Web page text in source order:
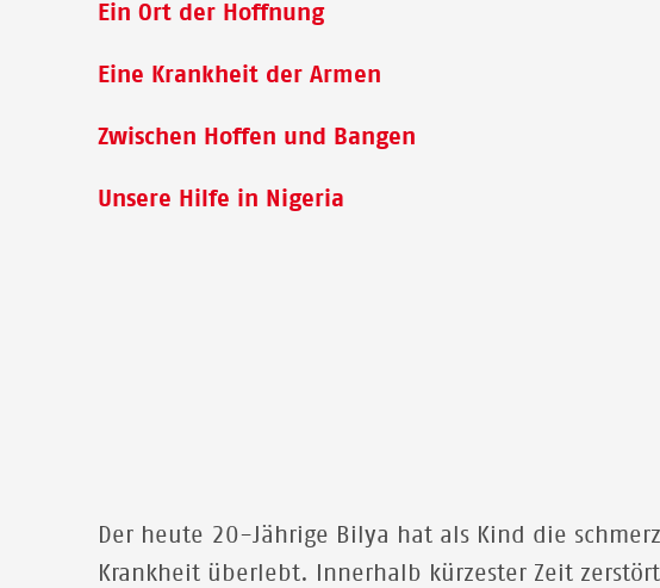
Ein Ort der Hoffnung
Eine Krankheit der Armen
Zwischen Hoffen und Bangen
Unsere Hilfe in Nigeria
Der heute 20-Jährige Bilya hat als Kind die
Krankheit überlebt. Innerhalb kürzester Zeit